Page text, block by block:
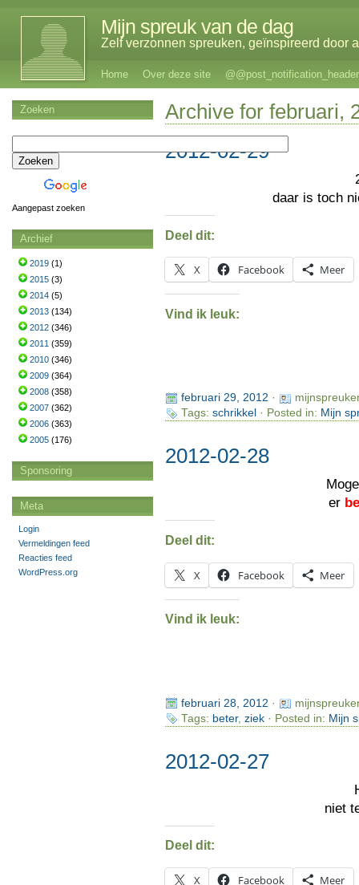
Mijn spreuk van de dag
Zelf verzonnen spreuken, geïnspireerd door
Home Over deze site @@post_notification_header
Archive for februari,
2012-02-29
daar is toch
Deel dit:
X Facebook Meer
Vind ik leuk:
februari 29, 2012 ·
Tags: schrikkel · Posted in: Mijn
2012-02-28
er
Deel dit:
X Facebook Meer
Vind ik leuk:
februari 28, 2012 ·
Tags: beter, ziek· Posted in: Mijn
2012-02-27
niet
Deel dit:
X Facebook Meer
Zoeken
Aangepast zoeken
Archief
2019 (1)
2015 (3)
2014 (5)
2013 (134)
2012 (346)
2011 (359)
2010 (346)
2009 (364)
2008 (358)
2007 (362)
2006 (363)
2005 (176)
Sponsoring
Meta
Login
Vermeldingen feed
Reacties feed
WordPress.org